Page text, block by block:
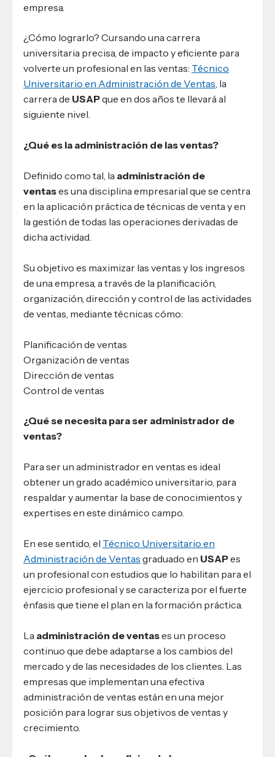
empresa.
¿Cómo lograrlo? Cursando una carrera
universitaria precisa, de impacto y eficiente para
volverte un profesional en las ventas: Técnico
Universitario en Administración de Ventas, la
carrera de USAPque en dos años te llevará al
siguiente nivel.
¿Qué es la administración de las ventas?
Definido como tal, la administración de
ventases una disciplina empresarial que se centra
en la aplicación práctica de técnicas de venta y en
la gestión de todas las operaciones derivadas de
dicha actividad.
Su objetivo es maximizar las ventas y los ingresos
de una empresa, a través de la planificación,
organización, dirección y control de las actividades
de ventas, mediante técnicas cómo:
Planificación de ventas
Organización de ventas
Dirección de ventas
Control de ventas
¿Qué se necesita para ser administrador de
ventas?
Para ser un administrador en ventas es ideal
obtener un grado académico universitario, para
respaldar y aumentar la base de conocimientos y
expertises en este dinámico campo.
En ese sentido, el Técnico Universitario en
Administración de Ventas graduado en USAPes
un profesional con estudios que lo habilitan para el
ejercicio profesional y se caracteriza por el fuerte
énfasis que tiene el plan en la formación práctica.
La administración de ventases un proceso
continuo que debe adaptarse a los cambios del
mercado y de las necesidades de los clientes. Las
empresas que implementan una efectiva
administración de ventas están en una mejor
posición para lograr sus objetivos de ventas y
crecimiento.